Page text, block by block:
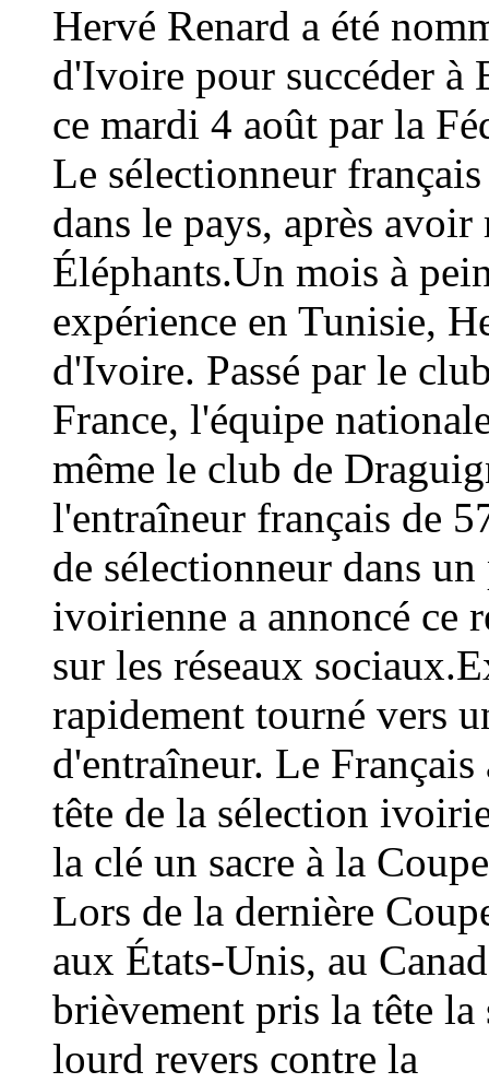
Hervé Renard a été
d'Ivoire pour succéder à
ce mardi 4 août par la
Le sélectionneur
dans le pays, après
Éléphants.Un mois à
expérience en Tunisie,
d'Ivoire. Passé par le
France, l'équipe
même le club de
l'entraîneur français de
de sélectionneur dans
ivoirienne a annoncé ce
sur les réseaux
rapidement tourné vers
d'entraîneur. Le
tête de la sélection
la clé un sacre à la
Lors de la dernière
aux États-Unis, au
brièvement pris la tête
lourd revers contre la